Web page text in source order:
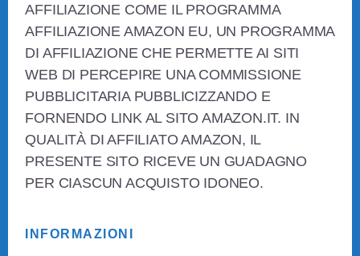
AFFILIAZIONE COME IL PROGRAMMA
AFFILIAZIONE AMAZON EU, UN PROGRAMMA
DI AFFILIAZIONE CHE PERMETTE AI SITI
WEB DI PERCEPIRE UNA COMMISSIONE
PUBBLICITARIA PUBBLICIZZANDO E
FORNENDO LINK AL SITO AMAZON.IT. IN
QUALITÀ DI AFFILIATO AMAZON, IL
PRESENTE SITO RICEVE UN GUADAGNO
PER CIASCUN ACQUISTO IDONEO.
INFORMAZIONI